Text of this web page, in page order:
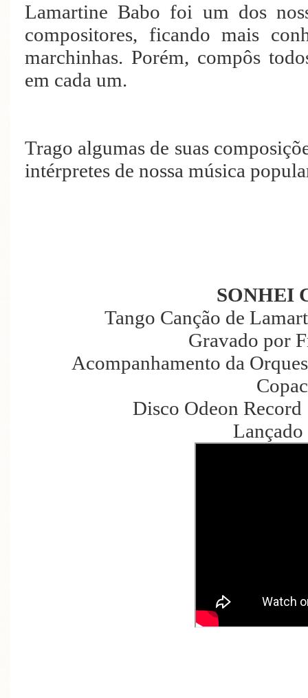
Lamartine Babo foi um dos
compositores, ficando mais
marchinhas. Porém, compôs
em cada um.
Trago algumas de suas
intérpretes de nossa música
SONHEI
Tango Canção de
Gravado por
Acompanhamento da
Disco Odeon